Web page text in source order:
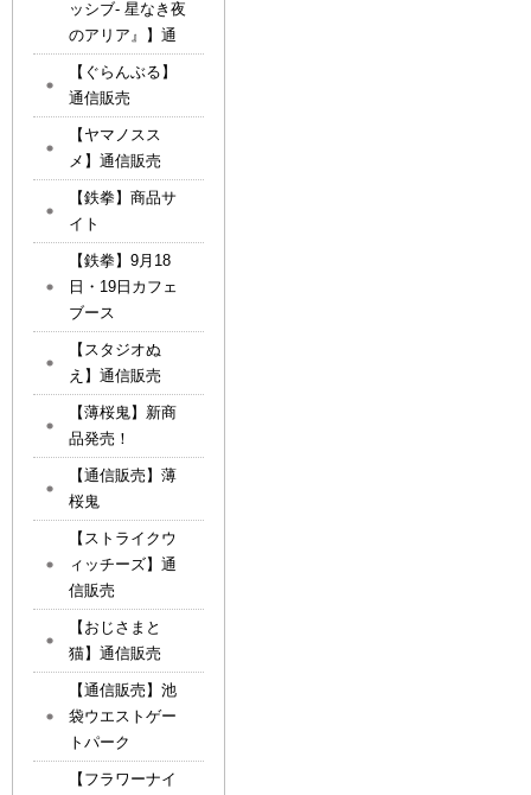
ッシブ- 星なき夜
のアリア』】通
【ぐらんぶる】
通信販売
【ヤマノスス
メ】通信販売
【鉄拳】商品サ
イト
【鉄拳】9月18
日・19日カフェ
ブース
【スタジオぬ
え】通信販売
【薄桜鬼】新商
品発売！
【通信販売】薄
桜鬼
【ストライクウ
ィッチーズ】通
信販売
【おじさまと
猫】通信販売
【通信販売】池
袋ウエストゲー
トパーク
【フラワーナイ